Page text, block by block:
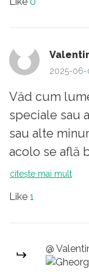
2025-06-
Văd cum
speciale sau
sau alte
acolo se află
aceste
Răspunsul e
CARE SUNT
Comania
citește mai mult
Like 1
@